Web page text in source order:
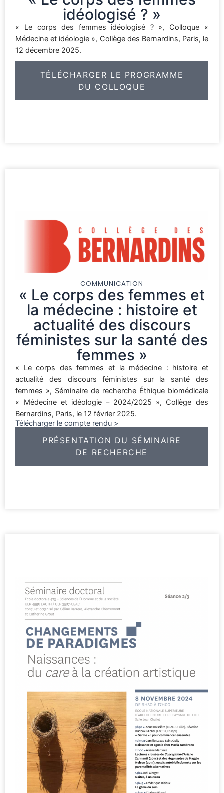
idéologisé ? »
« Le corps des femmes idéologisé ? », Colloque «
Médecine et idéologie », Collège des Bernardins, Paris, le
12 décembre 2025.
TÉLÉCHARGER LE PROGRAMME
DU COLLOQUE
COMMUNICATION
« Le corps des femmes et
la médecine : histoire et
actualité des discours
féministes sur la santé des
femmes »
« Le corps des femmes et la médecine : histoire et
actualité des discours féministes sur la santé des
femmes », Séminaire de recherche Éthique biomédicale
« Médecine et idéologie – 2024/2025 », Collège des
Bernardins, Paris, le 12 février 2025.
Télécharger le compte rendu >
PRÉSENTATION DU SÉMINAIRE
DE RECHERCHE